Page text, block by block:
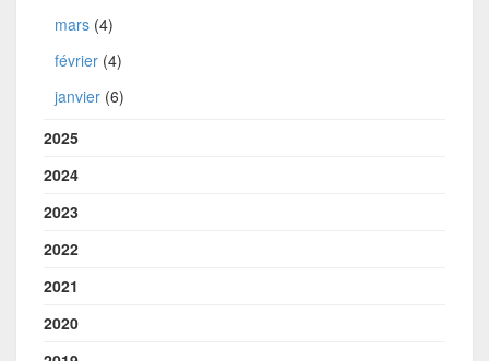
mars (4)
février (4)
janvier (6)
2025
2024
2023
2022
2021
2020